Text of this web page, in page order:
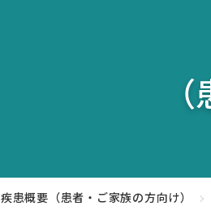
疾患概要（患者・ご家族の方向け）